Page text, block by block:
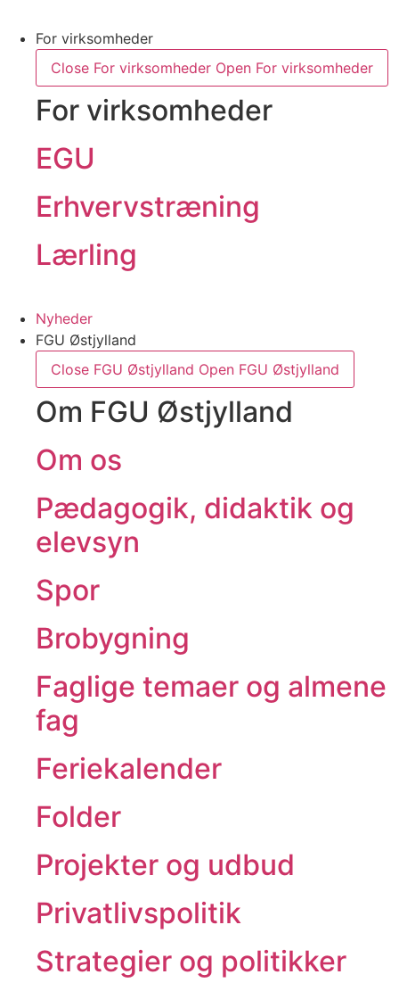
For virksomheder
Close For virksomheder Open For virksomheder
For virksomheder
EGU
Erhvervstræning
Lærling
Nyheder
FGU Østjylland
Close FGU Østjylland Open FGU Østjylland
Om FGU Østjylland
Om os
Pædagogik, didaktik og
elevsyn
Spor
Brobygning
Faglige temaer og almene
fag
Feriekalender
Folder
Projekter og udbud
Privatlivspolitik
Strategier og politikker